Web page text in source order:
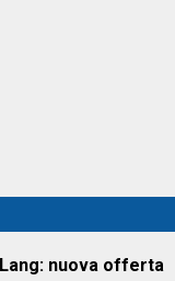
nuova offerta